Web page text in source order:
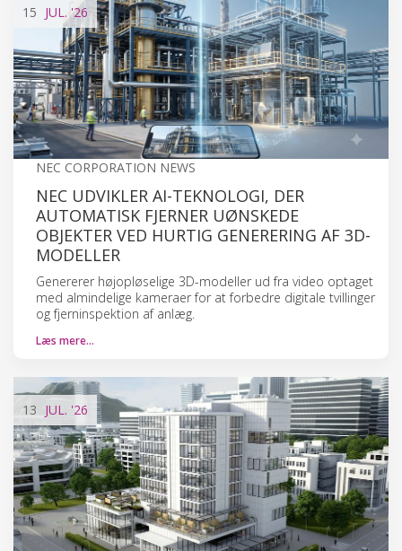
15 JUL. '26
NEC CORPORATION NEWS
NEC UDVIKLER AI-TEKNOLOGI, DER
AUTOMATISK FJERNER UØNSKEDE
OBJEKTER VED HURTIG GENERERING AF 3D-
MODELLER
Genererer højopløselige 3D-modeller ud fra video optaget
med almindelige kameraer for at forbedre digitale tvillinger
og fjerninspektion af anlæg.
Læs mere…
13 JUL. '26